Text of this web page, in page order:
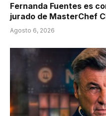
Fernanda Fuentes es
jurado de MasterChef
Agosto 6, 2026